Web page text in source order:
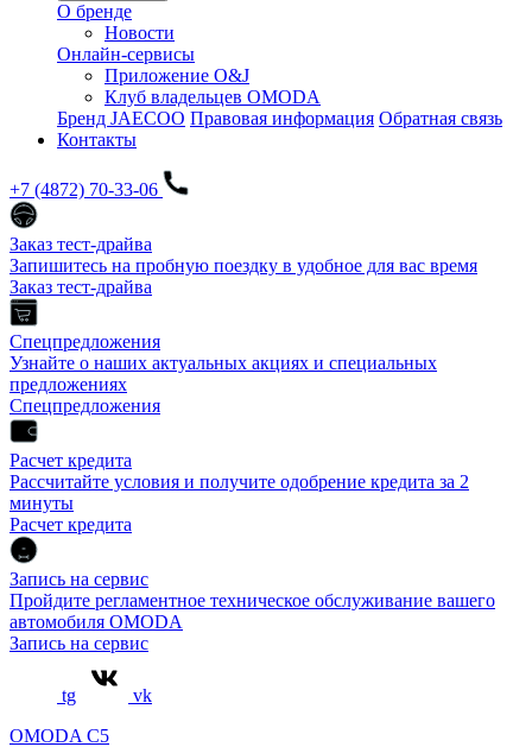
О бренде
Новости
Онлайн-сервисы
Приложение O&J
Клуб владельцев OMODA
Бренд JAECOO Правовая информация Обратная связь
Контакты
+7 (4872) 70-33-06
Заказ тест-драйва
Запишитесь на пробную поездку в удобное для вас время
Заказ тест-драйва
Спецпредложения
Узнайте о наших актуальных акциях и специальных
предложениях
Спецпредложения
Расчет кредита
Рассчитайте условия и получите одобрение кредита за 2
минуты
Расчет кредита
Запись на сервис
Пройдите регламентное техническое обслуживание вашего
автомобиля OMODA
Запись на сервис
tg
vk
OMODA C5